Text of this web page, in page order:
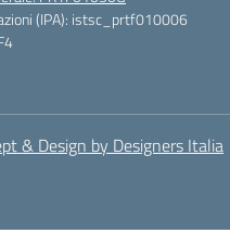
(IPA): istsc_prtf010006
& Design by Designers Italia